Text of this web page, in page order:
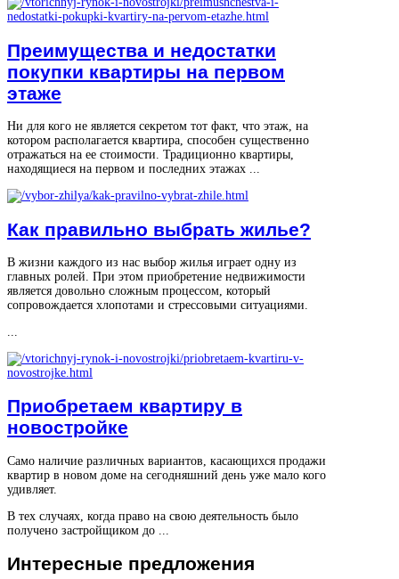
Преимущества и недостатки
покупки квартиры на первом
этаже
Ни для кого не является секретом тот факт, что этаж, на
котором располагается квартира, способен существенно
отражаться на ее стоимости. Традиционно квартиры,
находящиеся на первом и последних этажах ...
Как правильно выбрать жилье?
В жизни каждого из нас выбор жилья играет одну из
главных ролей. При этом приобретение недвижимости
является довольно сложным процессом, который
сопровождается хлопотами и стрессовыми ситуациями.
...
Приобретаем квартиру в
новостройке
Само наличие различных вариантов, касающихся продажи
квартир в новом доме на сегодняшний день уже мало кого
удивляет.
В тех случаях, когда право на свою деятельность было
получено застройщиком до ...
Интересные предложения